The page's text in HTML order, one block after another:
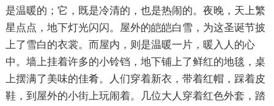
是温暖的；它，既是冷清的，也是热闹的。夜晚，天上繁
星点点，地下灯光闪闪。屋外的皑皑白雪，为这圣诞节披
上了雪白的衣裳。而屋内，则是温暖一片，暖入人的心
中。墙上挂着许多的小铃铛，地下铺上了鲜红的地毯，桌
上摆满了美味的佳肴。人们穿着新衣，带着红帽，踩着皮
鞋，到屋外的小街上玩闹着。几位大人穿着红色外套，踏